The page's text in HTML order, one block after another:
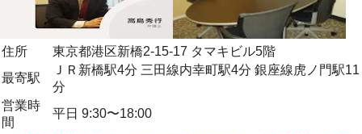
住所
東京都港区新橋2-15-17 タマキビル5階
最寄駅
ＪＲ新橋駅4分 三田線内幸町駅4分 銀座線虎ノ門駅11
分
営業時
間
平日 9:30〜18:00